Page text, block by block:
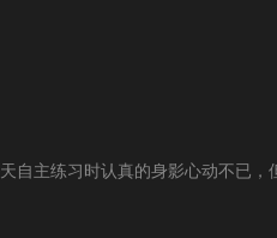
自主练习时认真的身影心动不已，